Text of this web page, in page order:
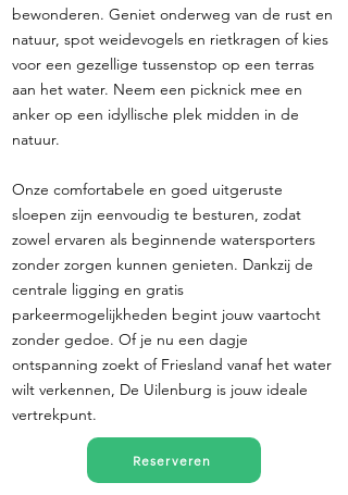
bewonderen. Geniet onderweg van de rust en
natuur, spot weidevogels en rietkragen of kies
voor een gezellige tussenstop op een terras
aan het water. Neem een picknick mee en
anker op een idyllische plek midden in de
natuur.
Onze comfortabele en goed uitgeruste
sloepen zijn eenvoudig te besturen, zodat
zowel ervaren als beginnende watersporters
zonder zorgen kunnen genieten. Dankzij de
centrale ligging en gratis
parkeermogelijkheden begint jouw vaartocht
zonder gedoe. Of je nu een dagje
ontspanning zoekt of Friesland vanaf het water
wilt verkennen, De Uilenburg is jouw ideale
vertrekpunt.
Reserveren